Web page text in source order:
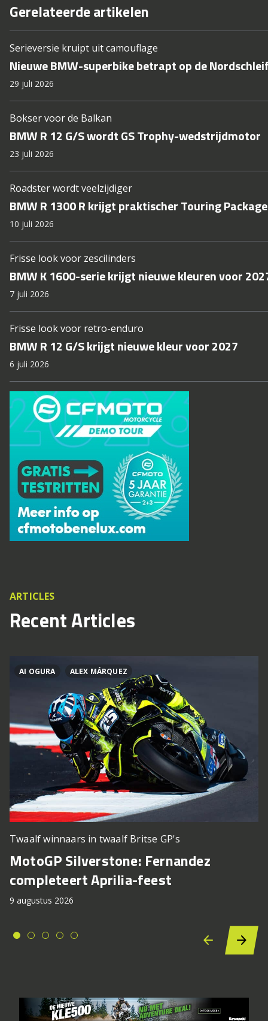
Gerelateerde artikelen
Serieversie kruipt uit camouflage
Nieuwe BMW-superbike betrapt op de
29 juli 2026
Bokser voor de Balkan
BMW R 12 G/S wordt GS Trophy-wedstrijdmotor
23 juli 2026
Roadster wordt veelzijdiger
BMW R 1300 R krijgt praktischer Touring Package
10 juli 2026
Frisse look voor zescilinders
BMW K 1600-serie krijgt nieuwe kleuren voor
7 juli 2026
Frisse look voor retro-enduro
BMW R 12 G/S krijgt nieuwe kleur voor 2027
6 juli 2026
ARTICLES
Recent Articles
AI OGURA ALEX MÁRQUEZ
Twaalf winnaars in twaalf Britse GP's
MotoGP Silverstone: Fernandez
completeert Aprilia-feest
9 augustus 2026